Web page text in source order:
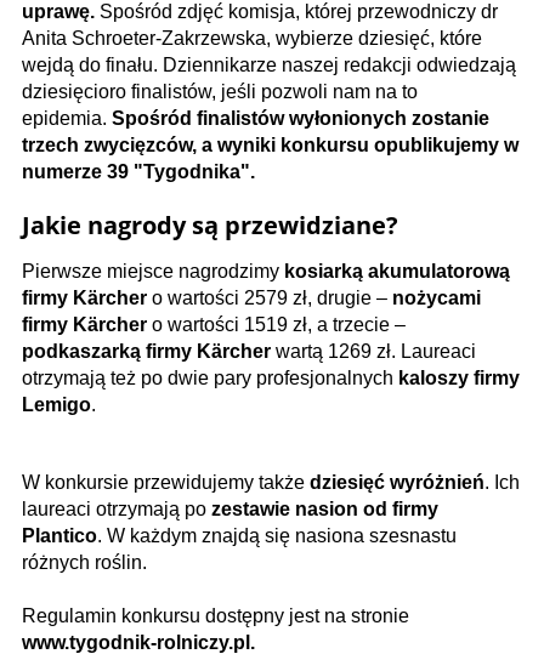
uprawę. Spośród zdjęć komisja, której przewodniczy dr
Anita Schroeter-Zakrzewska, wybierze dziesięć, które
wejdą do finału. Dziennikarze naszej redakcji odwiedzają
dziesięcioro finalistów, jeśli pozwoli nam na to
epidemia. Spośród finalistów wyłonionych zostanie
trzech zwycięzców, a wyniki konkursu opublikujemy w
numerze 39 "Tygodnika".
Jakie nagrody są przewidziane?
Pierwsze miejsce nagrodzimy kosiarką akumulatorową
firmy Kärcher o wartości 2579 zł, drugie – nożycami
firmy Kärcher o wartości 1519 zł, a trzecie –
podkaszarką firmy Kärcher wartą 1269 zł. Laureaci
otrzymają też po dwie pary profesjonalnych kaloszy firmy
Lemigo.
W konkursie przewidujemy także dziesięć wyróżnień. Ich
laureaci otrzymają po zestawie nasion od firmy
Plantico. W każdym znajdą się nasiona szesnastu
różnych roślin.
Regulamin konkursu dostępny jest na stronie
www.tygodnik-rolniczy.pl.